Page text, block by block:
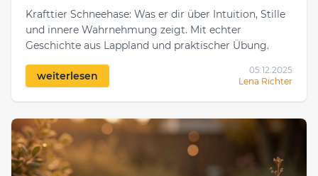
Krafttier Schneehase: Was er dir über Intuition, Stille
und innere Wahrnehmung zeigt. Mit echter
Geschichte aus Lappland und praktischer Übung.
weiterlesen
05.12.2025
Lena Richter